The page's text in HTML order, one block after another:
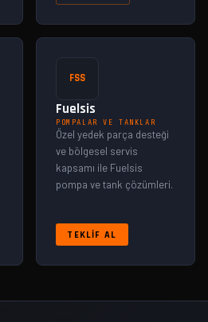
FSS
Fuelsis
POMPALAR VE TANKLAR
Özel yedek parça desteği
ve bölgesel servis
kapsamı ile Fuelsis
pompa ve tank çözümleri.
TEKLIF AL